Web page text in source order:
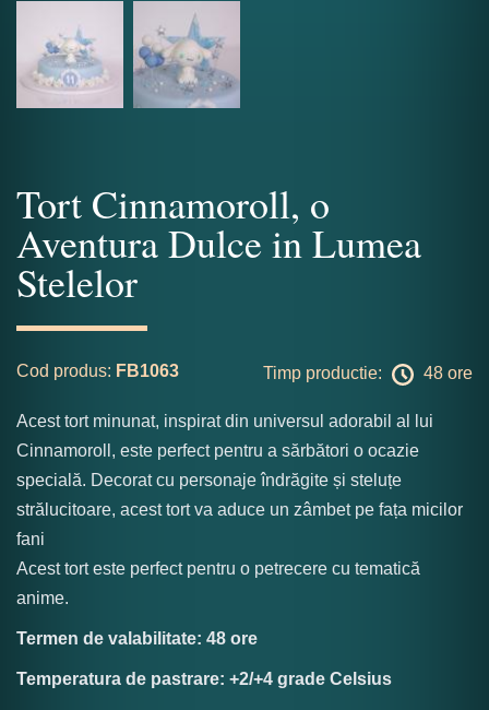
Tort Cinnamoroll, o
Aventura Dulce in Lumea
Stelelor
Cod produs: FB1063 Timp productie: 48 ore
Acest tort minunat, inspirat din universul adorabil al lui
Cinnamoroll, este perfect pentru a sărbători o ocazie
specială. Decorat cu personaje îndrăgite și steluțe
strălucitoare, acest tort va aduce un zâmbet pe fața micilor
fani
Acest tort este perfect pentru o petrecere cu tematică
anime.
Termen de valabilitate: 48 ore
Temperatura de pastrare: +2/+4 grade Celsius